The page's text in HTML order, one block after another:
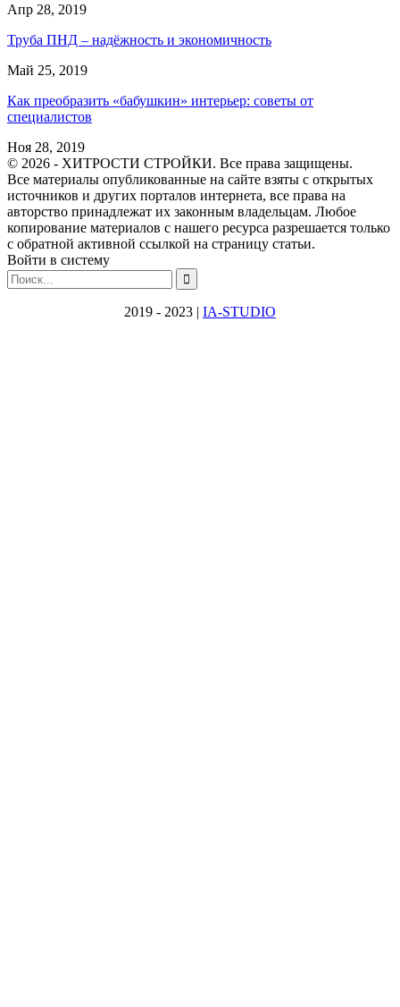
Апр 28, 2019
Труба ПНД – надёжность и экономичность
Май 25, 2019
Как преобразить «бабушкин» интерьер: советы от
специалистов
Ноя 28, 2019
© 2026 - ХИТРОСТИ СТРОЙКИ. Все права защищены.
Все материалы опубликованные на сайте взяты с открытых
источников и других порталов интернета, все права на
авторство принадлежат их законным владельцам. Любое
копирование материалов с нашего ресурса разрешается только
с обратной активной ссылкой на страницу статьи.
Войти в систему
2019 - 2023 | IA-STUDIO